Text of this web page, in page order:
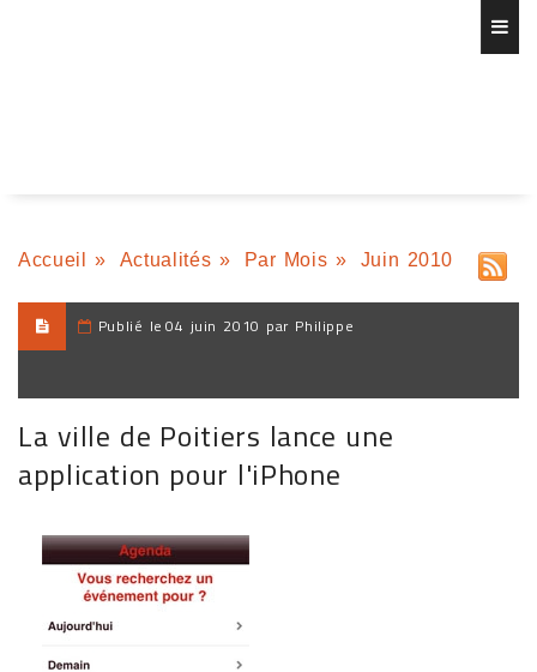
Accueil » Actualités » Par Mois » Juin 2010
Publié le 04 juin 2010 par Philippe
La ville de Poitiers lance une
application pour l'iPhone